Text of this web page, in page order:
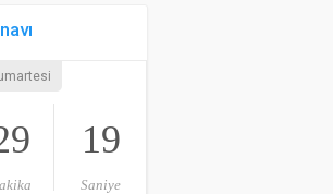
18
Saniye